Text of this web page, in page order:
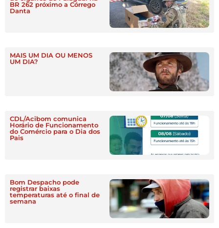
BR 262 próximo a Córrego
Danta
MAIS UM DIA OU MENOS
UM DIA?
CDL/Acibom comunica
Horário de Funcionamento
do Comércio para o Dia dos
Pais
Bom Despacho pode
registrar baixas
temperaturas até o final de
semana